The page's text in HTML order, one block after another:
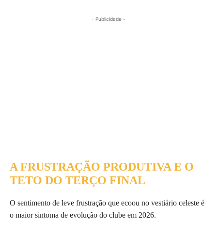
- Publicidade -
A FRUSTRAÇÃO PRODUTIVA E O
TETO DO TERÇO FINAL
O sentimento de leve frustração que ecoou no vestiário celeste é
o maior sintoma de evolução do clube em 2026.